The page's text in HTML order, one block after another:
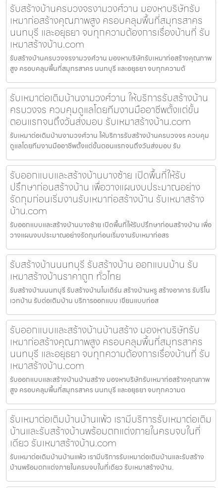
รับสร้างบ้านครบวงจรงามวงศ์วาน มองหาบริษัทรับ
เหมาก่อสร้างคุณภาพสูง ครอบคลุมพื้นที่สมุทรสาคร
นนทบุรี และอยุธยา จบทุกความต้องการเรื่องบ้านที่ รับ
เหมาสร้างบ้าน.com
รับสร้างบ้านครบวงจรงามวงศ์วาน มองหาบริษัทรับเหมาก่อสร้างคุณภาพ
สูง ครอบคลุมพื้นที่สมุทรสาคร นนทบุรี และอยุธยา จบทุกความต้
รับเหมาต่อเติมบ้านงามวงศ์วาน ให้บริการรับสร้างบ้าน
ครบวงจร ควบคุมดูแลโดยทีมงานมืออาชีพตั้งแต่ขั้น
ตอนแรกจนถึงวันส่งมอบ รับเหมาสร้างบ้าน.com
รับเหมาต่อเติมบ้านงามวงศ์วาน ให้บริการรับสร้างบ้านครบวงจร ควบคุม
ดูแลโดยทีมงานมืออาชีพตั้งแต่ขั้นตอนแรกจนถึงวันส่งมอบ รับ
รับออกแบบและสร้างบ้านบางซ้าย เปิดพื้นที่ให้รับ
ปรึกษาก่อนสร้างบ้าน เพื่อวางแผนงบประมาณอย่าง
รัดกุมก่อนเริ่มงานรับเหมาก่อสร้างบ้าน รับเหมาสร้าง
บ้าน.com
รับออกแบบและสร้างบ้านบางซ้าย เปิดพื้นที่ให้รับปรึกษาก่อนสร้างบ้าน เพื่อ
วางแผนงบประมาณอย่างรัดกุมก่อนเริ่มงานรับเหมาก่อสร
รับสร้างบ้านนนทบุรี รับสร้างบ้าน ออกแบบบ้าน รับ
เหมาสร้างบ้านราคาถูก ทั่วไทย
รับสร้างบ้านนนทบุรี รับสร้างบ้านโมเดิร์น สร้างบ้านหรู สร้างอาคาร รับรีโน
เวทบ้าน รับต่อเติมบ้าน บริการออกแบบ เขียนแบบก่อส
รับออกแบบและสร้างบ้านบ้านสร้าง มองหาบริษัทรับ
เหมาก่อสร้างคุณภาพสูง ครอบคลุมพื้นที่สมุทรสาคร
นนทบุรี และอยุธยา จบทุกความต้องการเรื่องบ้านที่ รับ
เหมาสร้างบ้าน.com
รับออกแบบและสร้างบ้านบ้านสร้าง มองหาบริษัทรับเหมาก่อสร้างคุณภาพ
สูง ครอบคลุมพื้นที่สมุทรสาคร นนทบุรี และอยุธยา จบทุกความต
รับเหมาต่อเติมบ้านบ้านแพ้ว เรามีบริการรับเหมาต่อเติม
บ้านและรับสร้างบ้านพร้อมตกแต่งภายในครบจบในที่
เดียว รับเหมาสร้างบ้าน.com
รับเหมาต่อเติมบ้านบ้านแพ้ว เรามีบริการรับเหมาต่อเติมบ้านและรับสร้าง
บ้านพร้อมตกแต่งภายในครบจบในที่เดียว รับเหมาสร้างบ้าน.